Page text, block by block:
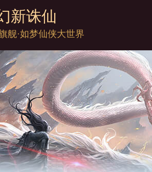
新诛仙
舰·如梦仙侠大世界